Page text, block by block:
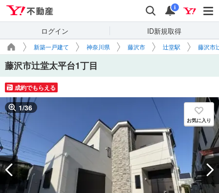
検索 通知
i
ログイン ID新規取得
新築一戸建て 神奈川県 藤沢市 辻堂駅 藤沢市
藤沢市辻堂太平台1丁目
成約でもらえる
1/36
お気に入り